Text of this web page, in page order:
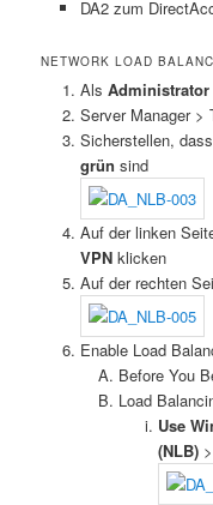
DA2 zum
NETWORK LOAD
Als Administrator
Server Manager >
Sicherstellen,
grün sind
Auf der linken
VPNklicken
Auf der rechten
Enable Load
Before You
Load
Use
(NLB)>